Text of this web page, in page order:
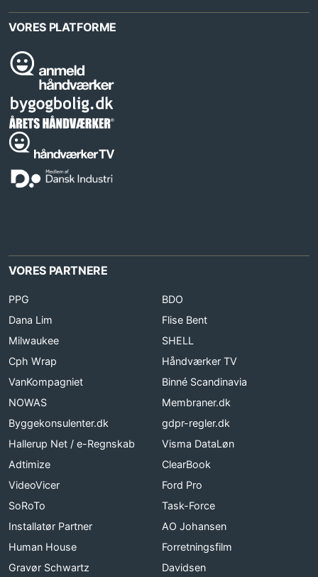
VORES PLATFORME
VORES PARTNERE
PPG
BDO
Dana Lim
Flise Bent
Milwaukee
SHELL
Cph Wrap
Håndværker TV
VanKompagniet
Binné Scandinavia
NOWAS
Membraner.dk
Byggekonsulenter.dk
gdpr-regler.dk
Hallerup Net / e-Regnskab
Visma DataLøn
Adtimize
ClearBook
VideoVicer
Ford Pro
SoRoTo
Task-Force
Installatør Partner
AO Johansen
Human House
Forretningsfilm
Gravør Schwartz
Davidsen